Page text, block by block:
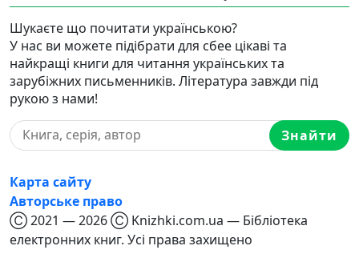
Шукаєте що почитати українською?
У нас ви можете підібрати для сбее цікаві та
найкращі книги для читання українських та
зарубіжних письменників. Література завжди під
рукою з нами!
Знайти
Карта сайту
Авторське право
Ⓒ 2021 — 2026 Ⓒ Knizhki.com.ua — Бібліотека
електронних книг. Усі права захищено